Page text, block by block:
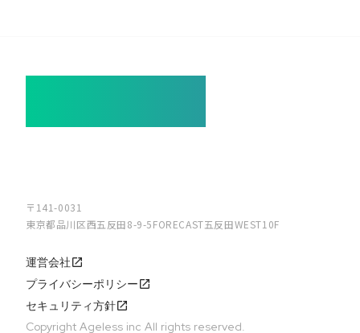
〒141-0031
東京都品川区西五反田8-9-5FORECAST五反田WEST10F
Copyright Ageless inc All rights reserved.
運営会社launch
プライバシーポリシーlaunch
セキュリティ方針launch